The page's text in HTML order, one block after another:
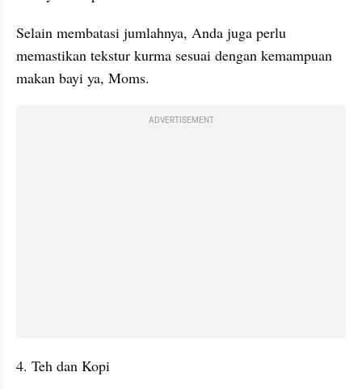
Selain membatasi jumlahnya, Anda juga perlu
memastikan tekstur kurma sesuai dengan kemampuan
makan bayi ya, Moms.
ADVERTISEMENT
4. Teh dan Kopi